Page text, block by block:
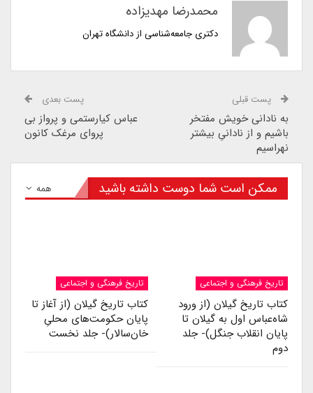
محمدرضا مهدیزاده
دکتری جامعه‌شناسی از دانشگاه تهران
پست قبلی
به نادانی خویش مفتخر
باشیم و از نادانیِ بیشتر
نهراسیم
پست بعدی
عباس کیارستمى و پرواز بى
پرواى مرغک کانون‏
همه ممکن است شما دوست داشته باشید
تاریخ فرهنگی و اجتماعی
کتاب تاریخ گیلان (از ورود
شاه‌عباس اول به گیلان تا
پایان انقلاب جنگل)- جلد
دوم
تاریخ فرهنگی و اجتماعی
کتاب تاریخ گیلان (از آغاز تا
پایان حکومت‌های محلیِ
خان‌سالار)- جلد نخست